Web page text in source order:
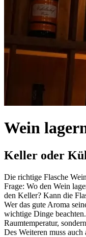
Wein
Keller oder
Die richtige Flasche
Frage: Wo den Wein
den Keller? Kann die
Wer das gute Aroma
wichtige Dinge
Raumtemperatur,
Des Weiteren muss